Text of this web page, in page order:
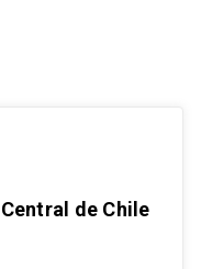
de Chile